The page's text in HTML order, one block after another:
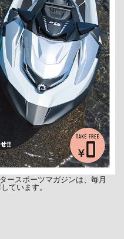
ースポーツマガジンは、毎月
ています。